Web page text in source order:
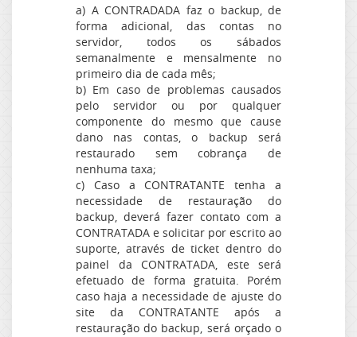
a) A CONTRADADA faz o backup, de
forma adicional, das contas no
servidor, todos os sábados
semanalmente e mensalmente no
primeiro dia de cada mês;
b) Em caso de problemas causados
pelo servidor ou por qualquer
componente do mesmo que cause
dano nas contas, o backup será
restaurado sem cobrança de
nenhuma taxa;
c) Caso a CONTRATANTE tenha a
necessidade de restauração do
backup, deverá fazer contato com a
CONTRATADA e solicitar por escrito ao
suporte, através de ticket dentro do
painel da CONTRATADA, este será
efetuado de forma gratuita. Porém
caso haja a necessidade de ajuste do
site da CONTRATANTE após a
restauração do backup, será orçado o